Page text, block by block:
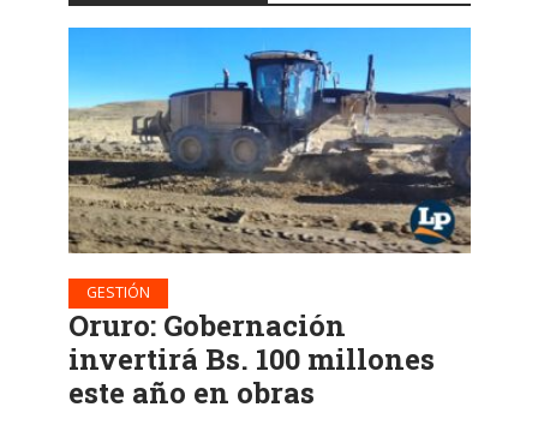
GESTIÓN
Oruro: Gobernación
invertirá Bs. 100 millones
este año en obras